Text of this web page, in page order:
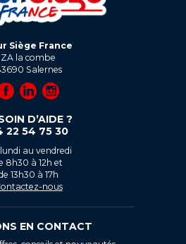
Siège France
ZA la combe
Salernes
D’AIDE ?
22 54 75 30
au vendredi
8h30 à 12h et
13h30 à 17h
nous
EN CONTACT